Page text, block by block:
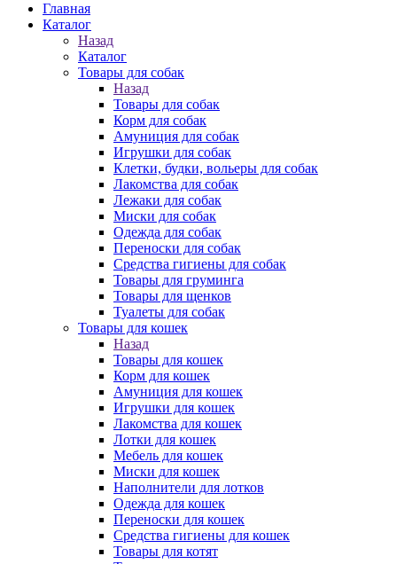
Главная
Каталог
Назад
Каталог
Товары для собак
Назад
Товары для собак
Корм для собак
Амуниция для собак
Игрушки для собак
Клетки, будки, вольеры для собак
Лакомства для собак
Лежаки для собак
Миски для собак
Одежда для собак
Переноски для собак
Средства гигиены для собак
Товары для груминга
Товары для щенков
Туалеты для собак
Товары для кошек
Назад
Товары для кошек
Корм для кошек
Амуниция для кошек
Игрушки для кошек
Лакомства для кошек
Лотки для кошек
Мебель для кошек
Миски для кошек
Наполнители для лотков
Одежда для кошек
Переноски для кошек
Средства гигиены для кошек
Товары для котят